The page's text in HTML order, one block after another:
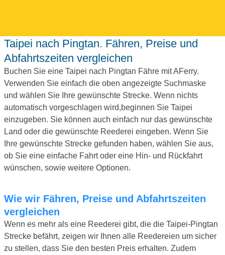
Taipei nach Pingtan. Fähren, Preise und
Abfahrtszeiten vergleichen
Buchen Sie eine Taipei nach Pingtan Fähre mit AFerry.
Verwenden Sie einfach die oben angezeigte Suchmaske
und wählen Sie Ihre gewünschte Strecke. Wenn nichts
automatisch vorgeschlagen wird,beginnen Sie Taipei
einzugeben. Sie können auch einfach nur das gewünschte
Land oder die gewünschte Reederei eingeben. Wenn Sie
Ihre gewünschte Strecke gefunden haben, wählen Sie aus,
ob Sie eine einfache Fahrt oder eine Hin- und Rückfahrt
wünschen, sowie weitere Optionen.
Wie wir Fähren, Preise und Abfahrtszeiten
vergleichen
Wenn es mehr als eine Reederei gibt, die die Taipei-Pingtan
Strecke befährt, zeigen wir Ihnen alle Reedereien um sicher
zu stellen, dass Sie den besten Preis erhalten. Zudem